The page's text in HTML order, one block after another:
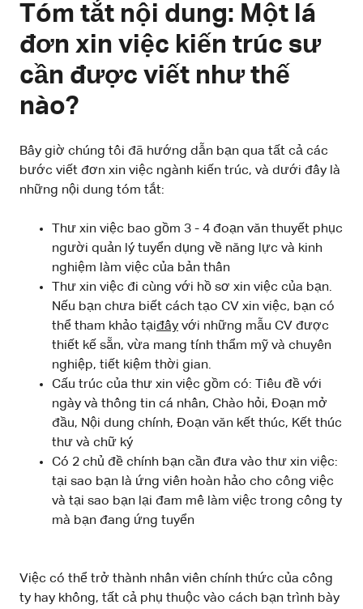
Tóm tắt nội dung: Một lá
đơn xin việc kiến trúc sư
cần được viết như thế
nào?
Bây giờ chúng tôi đã hướng dẫn bạn qua tất cả các
bước viết đơn xin việc ngành kiến trúc, và dưới đây là
những nội dung tóm tắt:
Thư xin việc bao gồm 3 - 4 đoạn văn thuyết phục
người quản lý tuyển dụng về năng lực và kinh
nghiệm làm việc của bản thân
Thư xin việc đi cùng với hồ sơ xin việc của bạn.
Nếu bạn chưa biết cách tạo CV xin việc, bạn có
thể tham khảo tạiđây với những mẫu CV được
thiết kế sẵn, vừa mang tính thẩm mỹ và chuyên
nghiệp, tiết kiệm thời gian.
Cấu trúc của thư xin việc gồm có: Tiêu đề với
ngày và thông tin cá nhân, Chào hỏi, Đoạn mở
đầu, Nội dung chính, Đoạn văn kết thúc, Kết thúc
thư và chữ ký
Có 2 chủ đề chính bạn cần đưa vào thư xin việc:
tại sao bạn là ứng viên hoàn hảo cho công việc
và tại sao bạn lại đam mê làm việc trong công ty
mà bạn đang ứng tuyển
Việc có thể trở thành nhân viên chính thức của công
ty hay không, tất cả phụ thuộc vào cách bạn trình bày